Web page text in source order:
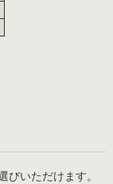
いただけます。